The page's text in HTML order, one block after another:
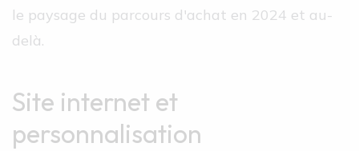
le paysage du parcours d'achat en 2024 et au-
delà.
Site internet et
personnalisation